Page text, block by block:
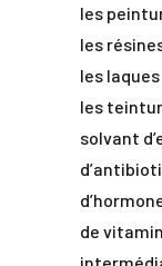
les
les
les laques
les
solvant
de